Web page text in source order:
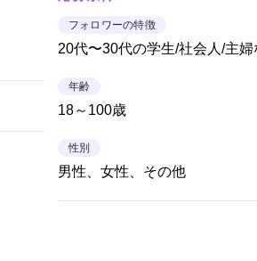
フォロワーの特徴
20代〜30代の学生/社会人/主
年齢
18～100歳
性別
男性、女性、その他